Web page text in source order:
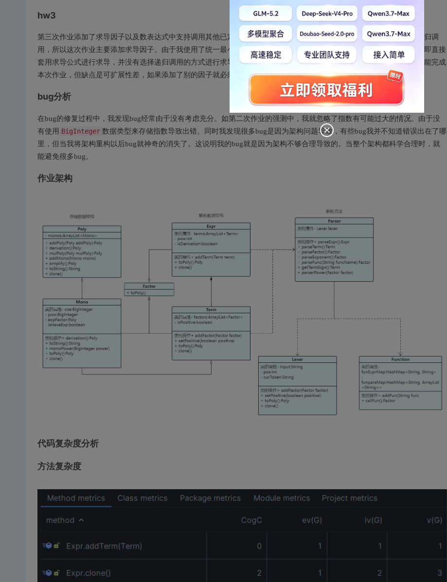
hw3
第三次作业添加了求导因子以及数表达式中支持调用其他已定义的函数，由于我在第二次作业中的架构已经支持函数的递归调
用，所以这次作业主要添加求导因子。由于我使用了统一最小单元来存储解析结果，所以我的求导直接在单项式上进行，即直接
套用求导公式进行求导，并没有选择递归调用的方式进行求导。这样做的优点是代码改动量小，只需添加一个求导方法就能完成
本次作业，但缺点是可扩展性差，如果添加了别的因子就必须进行重构。
bug分析
在bug的修复过程中，我发现bug经常由于没有考虑充分。如第二次作业的强测中，我就忽略了指数有可能过大的情况。由于没
有使用 BigInteger 数据类型来存储指数导致出错。同时我发现很多bug是因为架构问题导致，有些bug我并不知道错误出在了哪
里，但当我将架构重构以后bug就神奇的消失了。这说明我的bug就是因为架构不够合理导致的。当整个架构都科学合理时，就
能避免很多bug。
作业架构
代码复杂度分析
方法复杂度